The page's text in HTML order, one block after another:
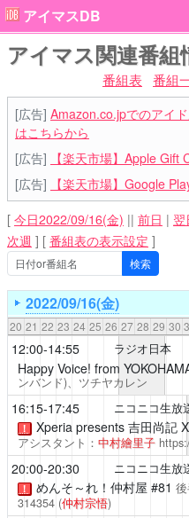
アイマスDB
アイマス関連番組
番組表 番組
[広告] Amazon.co.jpでのアイ
はこちらから
[広告]
【楽天市場】Apple Gift
[広告]
【楽天市場】Google
[ 今日2022/09/16(金) || 前日 | 翌
次週 ] [ 番組表の表示設定 ]
2022/09/16(金)
20 21 22 23 24 25 26 27 28 29 30
12:00-14:55 ラジオ日本
Happy Voice! from
ンバンド)、ツチヤカレン
16:15-17:45 ニコニコ生放
！ Xperia presents 吉田尚記
アシスタント： 中村繪里子
20:00-20:30 ニコニコ生放
！ めんそ～れ！仲村屋 #81
314354 (仲村宗悟)